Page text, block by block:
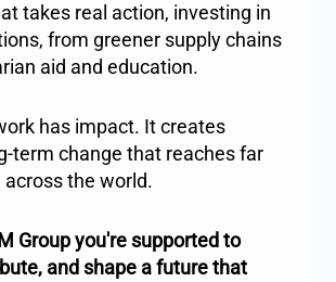
takes real action, investing in
from greener supply chains
aid and education.
has impact. It creates
term change that reaches far
across the world.
Group you're supported to
and shape a future that